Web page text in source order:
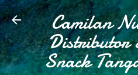
Langsung ke
Camilan
Distributor
Snack